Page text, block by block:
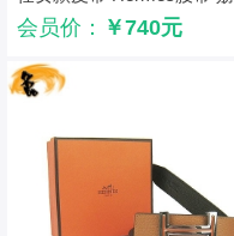
纹桃红配黑 浅金配黑扣3cm
会员价： ￥740元